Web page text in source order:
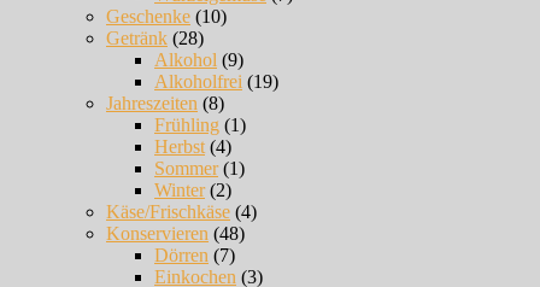
Geschenke (10)
Getränk (28)
Alkohol (9)
Alkoholfrei (19)
Jahreszeiten (8)
Frühling (1)
Herbst (4)
Sommer(1)
Winter(2)
Käse/Frischkäse (4)
Konservieren (48)
Dörren (7)
Einkochen (3)